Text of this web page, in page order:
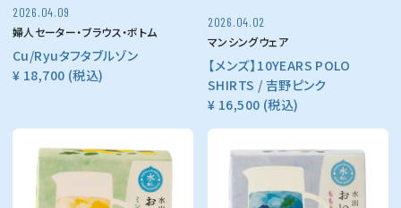
2026.04.09
婦人セーター・ブラウス・ボトム
Cu/Ryuタフタブルゾン
¥ 18,700 (税込)
2026.04.02
マンシングウェア
【メンズ】10YEARS POLO
SHIRTS / 吉野ピンク
¥ 16,500 (税込)